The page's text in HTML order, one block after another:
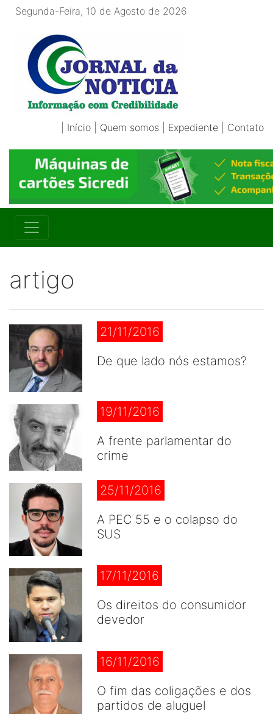
Segunda-Feira, 10 de Agosto de 2026
Início Quem somos Expediente Contato
artigo
21/11/2016
De que lado nós estamos?
19/11/2016
A frente parlamentar do
crime
25/11/2016
A PEC 55 e o colapso do
SUS
17/11/2016
Os direitos do consumidor
devedor
16/11/2016
O fim das coligações e dos
partidos de aluguel